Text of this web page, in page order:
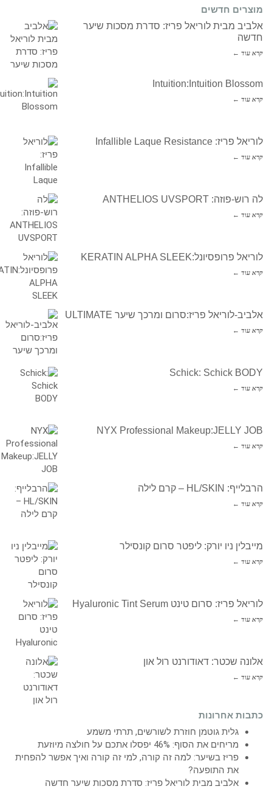
מוצרים חדשים
אלביב מבית לוריאל פריז: סדרת מסכות שיער
חדשה
קרא עוד ←
Intuition:Intuition Blossom
קרא עוד ←
לוריאל פריז: Infallible Laque Resistance
קרא עוד ←
לה רוש-פוזה: ANTHELIOS UVSPORT
קרא עוד ←
לוריאל פרופסיונל:KERATIN ALPHA SLEEK
קרא עוד ←
אלביב-לוריאל פריז:סרום ומרכך שיער ULTIMATE
קרא עוד ←
Schick: Schick BODY
קרא עוד ←
NYX Professional Makeup:JELLY JOB
קרא עוד ←
הרבלייף: HL/SKIN – קרם לילה
קרא עוד ←
מייבלין ניו יורק: ליפטר סרום קונסילר
קרא עוד ←
לוריאל פריז: סרום טינט Hyaluronic Tint Serum
קרא עוד ←
אלונה שכטר: דאודורנט רול און
קרא עוד ←
כתבות אחרונות
גלית גוטמן חוזרת לשורשים, תרתי משמע
מריחים את הסוף: 46% יפסלו אתכם על חולצה מיוזעת
פריז בשיער: למה זה קורה, למי זה קורה ואיך אפשר להפחית
את התופעה?
אלביב מבית לוריאל פריז: סדרת מסכות שיער חדשה